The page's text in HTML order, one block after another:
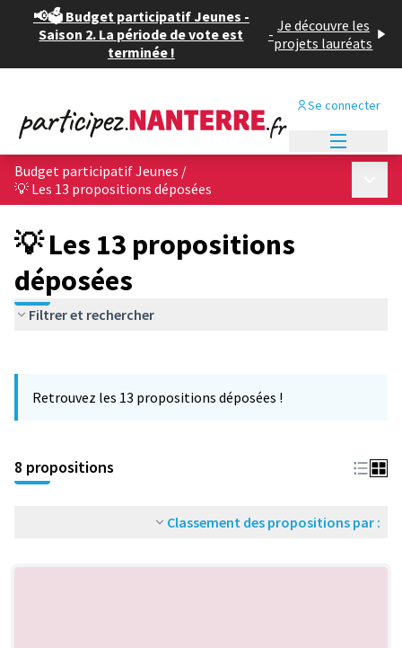
📢🗳️ Budget participatif Jeunes -
Saison 2. La période de vote est
terminée !
- Je découvre les
projets lauréats
Se connecter
Budget participatif Jeunes /
💡 Les 13 propositions déposées
💡 Les 13 propositions
déposées
Filtrer et rechercher
−
Retrouvez les 13 propositions déposées !
8 propositions
Classement des propositions par :